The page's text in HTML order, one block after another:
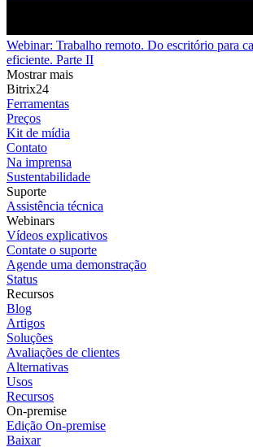
Webinar: Trabalho remoto. Do escritório para
eficiente. Parte II
Mostrar mais
Bitrix24
Ferramentas
Preços
Kit de mídia
Contato
Na imprensa
Sustentabilidade
Suporte
Assistência técnica
Webinars
Vídeos explicativos
Contate o suporte
Agende uma demonstração
Status
Recursos
Blog
Artigos
Soluções
Avaliações de clientes
Alternativas
Usos
Recursos
On-premise
Edição On-premise
Baixar